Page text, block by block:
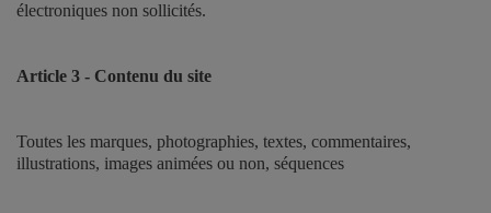
électroniques non sollicités.
Article 3 - Contenu du site
Toutes les marques, photographies, textes, commentaires,
illustrations, images animées ou non, séquences